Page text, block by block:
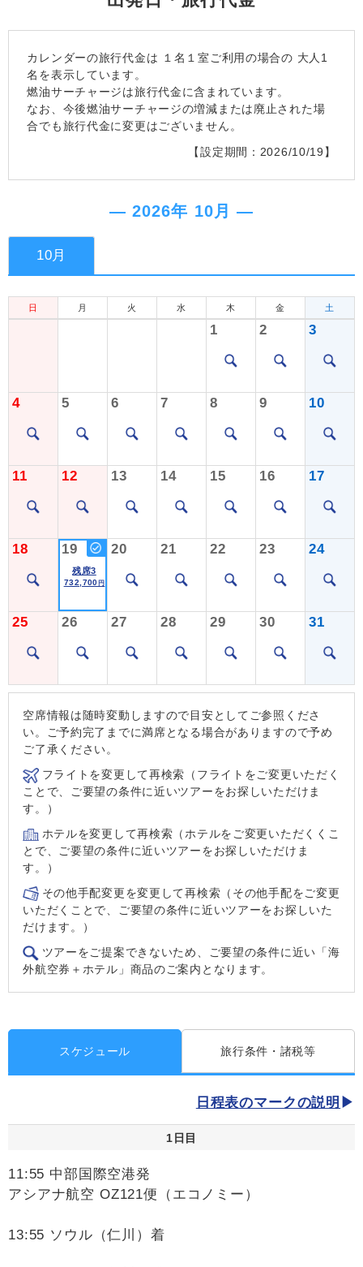
カレンダーの旅行代金は １名１室 ご利用の場合の 大人1
名を表示しています。
燃油サーチャージは旅行代金に含まれています。
なお、今後燃油サーチャージの増減または廃止された場
合でも旅行代金に変更はございません。
【設定期間：2026/10/19】
― 2026年 10月 ―
10月
日 月 火 水 木 金 土
1 2 3
4 5 6 7 8 9 10
11 12 13 14 15 16 17
18 19
残席3
732,700 円
20 21 22 23 24
25 26 27 28 29 30 31
空席情報は随時変動しますので目安としてご参照くださ
い。ご予約完了までに満席となる場合がありますので予め
ご了承ください。
フライトを変更して再検索（フライトをご変更いただく
ことで、ご要望の条件に近いツアーをお探しいただけま
す。）
ホテルを変更して再検索（ホテルをご変更いただくくこ
とで、ご要望の条件に近いツアーをお探しいただけま
す。）
その他手配変更を変更して再検索（その他手配をご変更
いただくことで、ご要望の条件に近いツアーをお探しいた
だけます。）
ツアーをご提案できないため、ご要望の条件に近い「海
外航空券＋ホテル」商品のご案内となります。
スケジュール 旅行条件・諸税等
日程表のマークの説明
1日目
11:55 中部国際空港発
アシアナ航空 OZ121便（エコノミー）
13:55 ソウル（仁川）着